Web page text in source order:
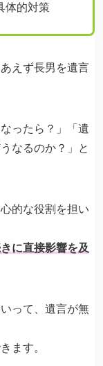
体的対策
えず長男を遺言
ったら？」「遺
なるのか？」と
的な役割を担い
に直接影響を及
って、遺言が無
ます。